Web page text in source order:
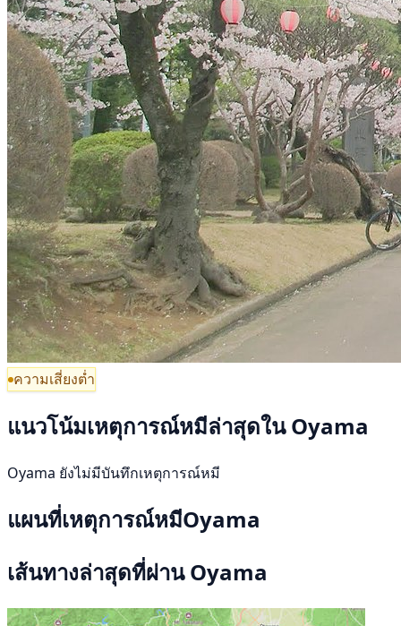
ความเสี่ยงต่ำ
แนวโน้มเหตุการณ์หมีล่าสุดใน Oyama
Oyama ยังไม่มีบันทึกเหตุการณ์หมี
แผนที่เหตุการณ์หมีOyama
เส้นทางล่าสุดที่ผ่าน Oyama